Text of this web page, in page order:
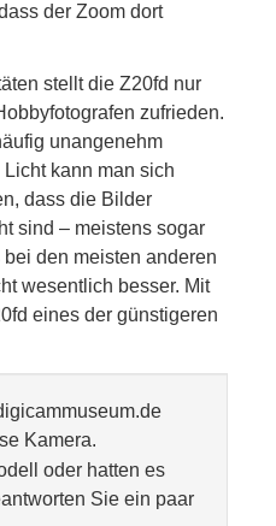
der Zoom dort
stellt die Z20fd nur
zufrieden.
unangenehm
kann man sich
dass die Bilder
sind – meistens sogar
den meisten anderen
wesentlich besser. Mit
eines der günstigeren
Kamera.
oder hatten es
Sie ein paar